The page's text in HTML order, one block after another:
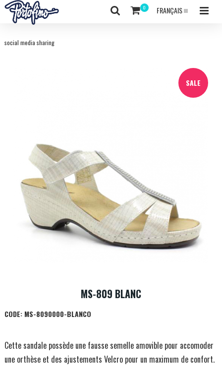
FRANÇAIS
social media sharing
SALE
MS-809 BLANC
CODE:MS-8090000-BLANCO
Cette sandale possède une fausse semelle amovible pour accomoder
une orthèse et des ajustements Velcro pour un maximum de confort.